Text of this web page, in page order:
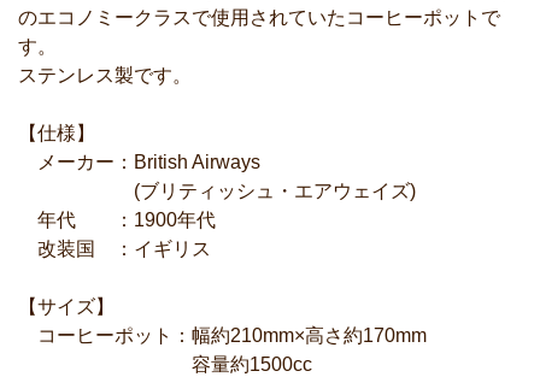
のエコノミークラスで使用されていたコーヒーポットで
す。
ステンレス製です。
【仕様】
メーカー：British Airways
(ブリティッシュ・エアウェイズ)
年代 ：1900年代
改装国 ：イギリス
【サイズ】
コーヒーポット：幅約210mm×高さ約170mm
容量約1500cc